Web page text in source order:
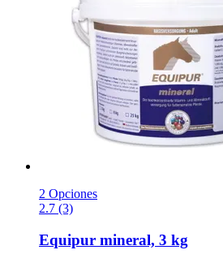
2 Opciones
2.7 (3)
Equipur mineral, 3 kg